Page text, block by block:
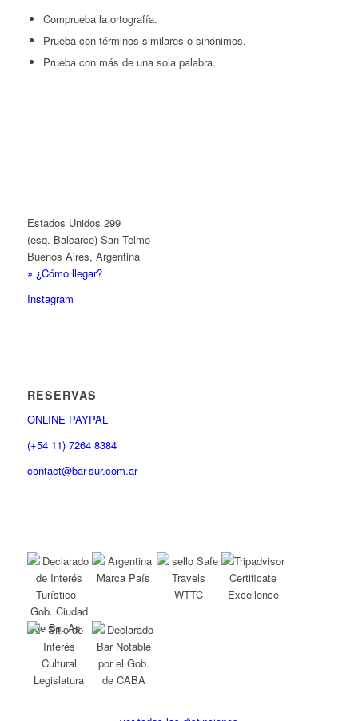
Comprueba la ortografía.
Prueba con términos similares o sinónimos.
Prueba con más de una sola palabra.
Estados Unidos 299
(esq. Balcarce) San Telmo
Buenos Aires, Argentina
» ¿Cómo llegar?
Instagram
RESERVAS
ONLINE PAYPAL
(+54 11) 7264 8384
contact@bar-sur.com.ar